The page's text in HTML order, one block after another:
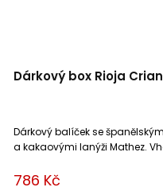
Dárkový box Rioja
786 Kč
Dárkový balíček se
a kakaovými lanýži Mathez.